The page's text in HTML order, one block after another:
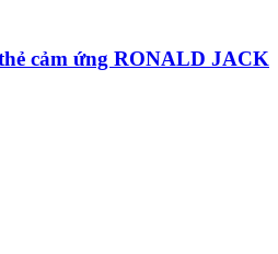
cảm ứng RONALD JACK